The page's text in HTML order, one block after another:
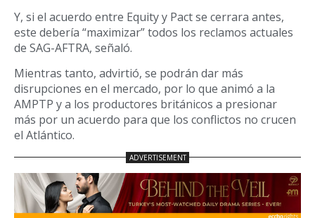
Y, si el acuerdo entre Equity y Pact se cerrara antes,
este debería “maximizar” todos los reclamos actuales
de SAG-AFTRA, señaló.
Mientras tanto, advirtió, se podrán dar más
disrupciones en el mercado, por lo que animó a la
AMPTP y a los productores británicos a presionar
más por un acuerdo para que los conflictos no crucen
el Atlántico.